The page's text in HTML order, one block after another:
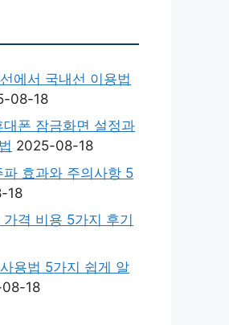
에서 국내선 이용법
08-18
폰 잠금화면 설정과
2025-08-18
파 효과와 주의사항 5
18
격 비용 5가지 후기
용법 5가지 쉽게 알
18